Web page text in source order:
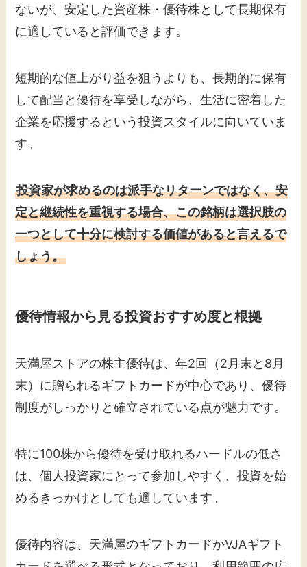
ないが、安定した資産株・優待株として長期保有
に適していると評価できます。
短期的な値上がり益を狙うよりも、長期的に保有
して配当と優待を享受しながら、生活に密着した
企業を応援するという投資スタイルに向いていま
す。
投資家が求めるのは派手なリターンではなく、安
定と継続性を重視する場合、この銘柄は選択肢の
一つとして十分に検討する価値があると言えるで
しょう。
優待情報から見る投資おすすめ度と根拠
天満屋ストアの株主優待は、年2回（2月末と8月
末）に贈られるギフトカードが中心であり、優待
制度がしっかりと確立されている点が魅力です。
特に100株から優待を受け取れるハードルの低さ
は、個人投資家にとって参加しやすく、投資を始
めるきっかけとしても適しています。
優待内容は、天満屋のギフトカードかVJAギフト